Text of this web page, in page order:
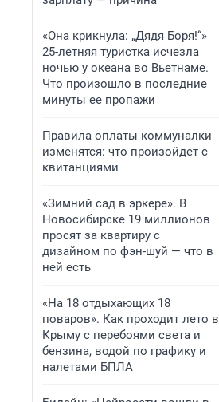
«Она крикнула: „Дядя Боря!“»
25-летняя туристка исчезла
ночью у океана во Вьетнаме.
Что произошло в последние
минуты ее пропажи
Правила оплаты коммуналки
изменятся: что произойдет с
квитанциями
«Зимний сад в эркере». В
Новосибирске 19 миллионов
просят за квартиру с
дизайном по фэн-шуй — что в
ней есть
«На 18 отдыхающих 18
поваров». Как проходит лето в
Крыму с перебоями света и
бензина, водой по графику и
налетами БПЛА